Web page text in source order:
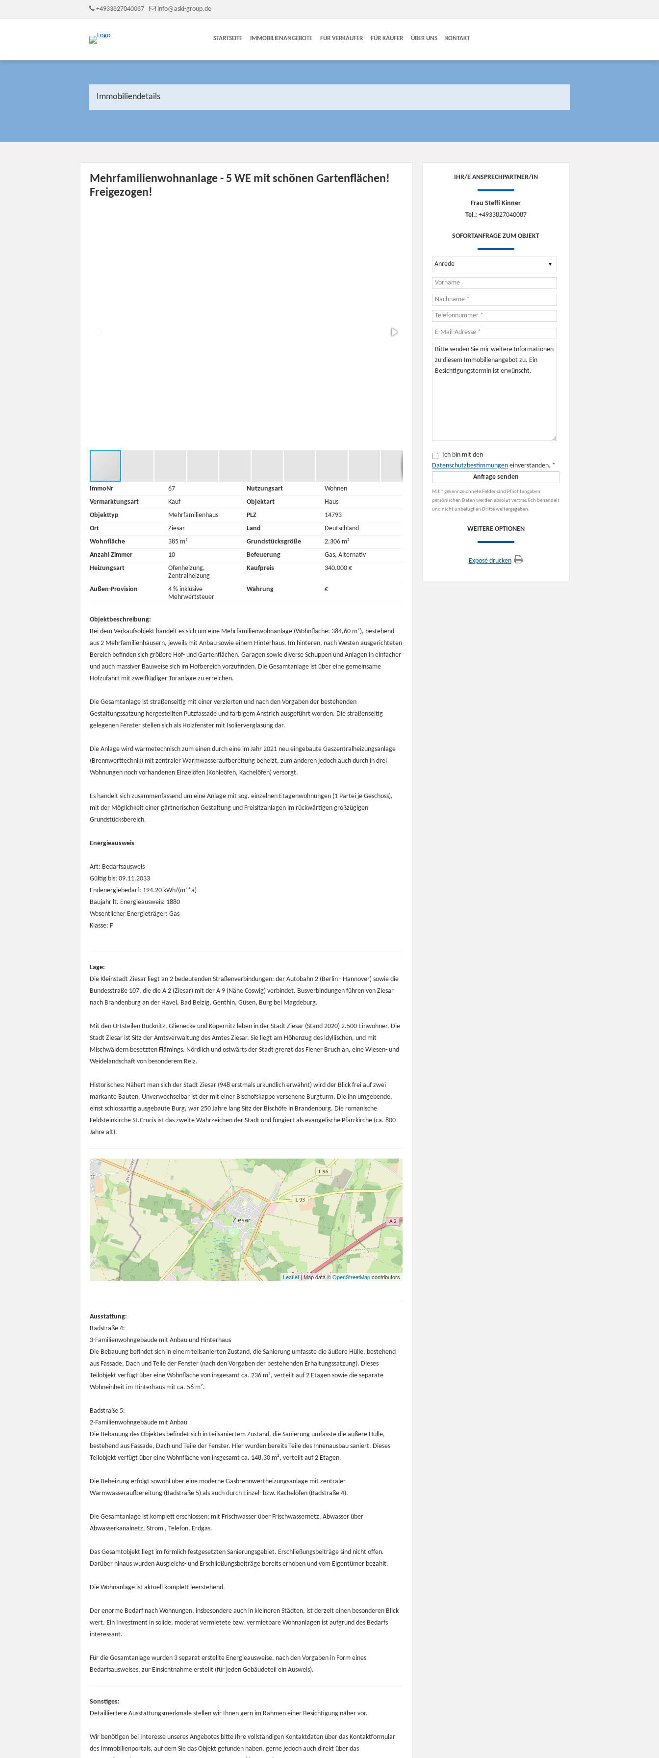
+4933827040087 info@aski-group.de
STARTSEITE IMMOBILIENANGEBOTE FÜR VERKÄUFER FÜR KÄUFER ÜBER UNS KONTAKT
Immobiliendetails
Mehrfamilienwohnanlage - 5 WE mit schönen Gartenflächen!
Freigezogen!
ImmoNr 67 Nutzungsart
Wohnen
Vermarktungsart
Kauf Objektart
Haus
Objekttyp
Mehrfamilienhaus PLZ
14793
Ort
Ziesar Land
Deutschland
Wohnfläche
385 m² Grundstücksgröße
2.306 m²
Anzahl Zimmer
10 Befeuerung
Gas, Alternativ
Heizungsart
Ofenheizung,
Zentralheizung
Kaufpreis 340.000 €
Außen-Provision
4 % inklusive
Mehrwertsteuer
Währung €
Objektbeschreibung:
Bei dem Verkaufsobjekt handelt es sich um eine Mehrfamilienwohnanlage (Wohnfläche: 384,60 m²), bestehend
aus 2 Mehrfamilienhäusern, jeweils mit Anbau sowie einem Hinterhaus. Im hinteren, nach Westen ausgerichteten
Bereich befinden sich größere Hof- und Gartenflächen. Garagen sowie diverse Schuppen und Anlagen in einfacher
und auch massiver Bauweise sich im Hofbereich vorzufinden. Die Gesamtanlage ist über eine gemeinsame
Hofzufahrt mit zweiflügliger Toranlage zu erreichen.
Die Gesamtanlage ist straßenseitig mit einer verzierten und nach den Vorgaben der bestehenden
Gestaltungssatzung hergestellten Putzfassade und farbigem Anstrich ausgeführt worden. Die straßenseitig
gelegenen Fenster stellen sich als Holzfenster mit Isolierverglasung dar.
Die Anlage wird wärmetechnisch zum einen durch eine im Jahr 2021 neu eingebaute Gaszentralheizungsanlage
(Brennwerttechnik) mit zentraler Warmwasseraufbereitung beheizt, zum anderen jedoch auch durch in drei
Wohnungen noch vorhandenen Einzelöfen (Kohleöfen, Kachelöfen) versorgt.
Es handelt sich zusammenfassend um eine Anlage mit sog. einzelnen Etagenwohnungen (1 Partei je Geschoss),
mit der Möglichkeit einer gärtnerischen Gestaltung und Freisitzanlagen im rückwärtigen großzügigen
Grundstücksbereich.
Energieausweis
Art: Bedarfsausweis
Gültig bis: 09.11.2033
Endenergiebedarf: 194.20 kWh/(m²*a)
Baujahr lt. Energieausweis: 1880
Wesentlicher Energieträger: Gas
Klasse: F
Lage:
Die Kleinstadt Ziesar liegt an 2 bedeutenden Straßenverbindungen: der Autobahn 2 (Berlin - Hannover) sowie die
Bundesstraße 107, die die A 2 (Ziesar) mit der A 9 (Nähe Coswig) verbindet. Busverbindungen führen von Ziesar
nach Brandenburg an der Havel, Bad Belzig, Genthin, Güsen, Burg bei Magdeburg.
Mit den Ortsteilen Bücknitz, Glienecke und Köpernitz leben in der Stadt Ziesar (Stand 2020) 2.500 Einwohner. Die
Stadt Ziesar ist Sitz der Amtsverwaltung des Amtes Ziesar. Sie liegt am Höhenzug des idyllischen, und mit
Mischwäldern besetzten Flämings. Nördlich und ostwärts der Stadt grenzt das Fiener Bruch an, eine Wiesen- und
Weidelandschaft von besonderem Reiz.
Historisches: Nähert man sich der Stadt Ziesar (948 erstmals urkundlich erwähnt) wird der Blick frei auf zwei
markante Bauten. Unverwechselbar ist der mit einer Bischofskappe versehene Burgturm. Die ihn umgebende,
einst schlossartig ausgebaute Burg, war 250 Jahre lang Sitz der Bischöfe in Brandenburg. Die romanische
Feldsteinkirche St.Crucis ist das zweite Wahrzeichen der Stadt und fungiert als evangelische Pfarrkirche (ca. 800
Jahre alt).
Leaflet| Map data ©OpenStreetMapcontributors
Ausstattung:
Badstraße 4:
3-Familienwohngebäude mit Anbau und Hinterhaus
Die Bebauung befindet sich in einem teilsanierten Zustand, die Sanierung umfasste die äußere Hülle, bestehend
aus Fassade, Dach und Teile der Fenster (nach den Vorgaben der bestehenden Erhaltungssatzung). Dieses
Teilobjekt verfügt über eine Wohnfläche von insgesamt ca. 236 m², verteilt auf 2 Etagen sowie die separate
Wohneinheit im Hinterhaus mit ca. 56 m².
Badstraße 5:
2-Familienwohngebäude mit Anbau
Die Bebauung des Objektes befindet sich in teilsaniertem Zustand, die Sanierung umfasste die äußere Hülle,
bestehend aus Fassade, Dach und Teile der Fenster. Hier wurden bereits Teile des Innenausbau saniert. Dieses
Teilobjekt verfügt über eine Wohnfläche von insgesamt ca. 148,30 m², verteilt auf 2 Etagen.
Die Beheizung erfolgt sowohl über eine moderne Gasbrennwertheizungsanlage mit zentraler
Warmwasseraufbereitung (Badstraße 5) als auch durch Einzel- bzw. Kachelöfen (Badstraße 4).
Die Gesamtanlage ist komplett erschlossen: mit Frischwasser über Frischwassernetz, Abwasser über
Abwasserkanalnetz, Strom , Telefon, Erdgas.
Das Gesamtobjekt liegt im förmlich festgesetzten Sanierungsgebiet. Erschließungsbeiträge sind nicht offen.
Darüber hinaus wurden Ausgleichs- und Erschließungsbeiträge bereits erhoben und vom Eigentümer bezahlt.
Die Wohnanlage ist aktuell komplett leerstehend.
Der enorme Bedarf nach Wohnungen, insbesondere auch in kleineren Städten, ist derzeit einen besonderen Blick
wert. Ein Investment in solide, moderat vermietete bzw. vermietbare Wohnanlagen ist aufgrund des Bedarfs
interessant.
Für die Gesamtanlage wurden 3 separat erstellte Energieausweise, nach den Vorgaben in Form eines
Bedarfsausweises, zur Einsichtnahme erstellt (für jeden Gebäudeteil ein Ausweis).
Sonstiges:
Detailliertere Ausstattungsmerkmale stellen wir Ihnen gern im Rahmen einer Besichtigung näher vor.
Wir benötigen bei Interesse unseres Angebotes bitte Ihre vollständigen Kontaktdaten über das Kontaktformular
des Immobilienportals, auf dem Sie das Objekt gefunden haben, gerne jedoch auch direkt über das
IHR/E ANSPRECHPARTNER/IN
Frau Steffi Kinner
Tel.: +4933827040087
SOFORTANFRAGE ZUM OBJEKT
Ich bin mit den
Datenschutzbestimmungen einverstanden. *
Mit * gekennzeichnete Felder sind Pflichtangaben.
persönlichen Daten werden absolut vertraulich behandelt
und nicht unbefugt an Dritte weitergegeben.
WEITERE OPTIONEN
Exposé drucken